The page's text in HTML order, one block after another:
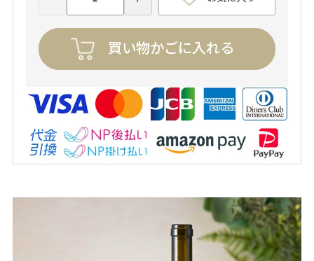
買い物かごに入れる